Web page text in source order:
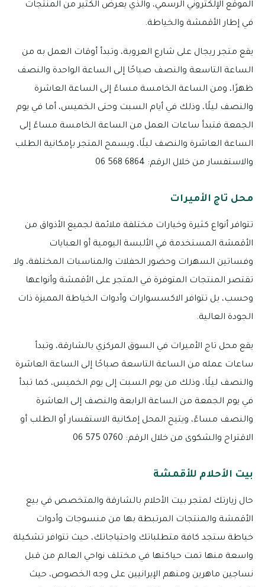
الموقع الإلكتروني الرسمي، والذي يعرض الكثير من المنتجات
في إطار الأقمشة والخياطة.
يقع متجر ريجال على شارع العروبة، وتبدأ أوقات العمل به من
الساعة التاسعة والنصف صباحًا إلى الساعة الواحدة والنصف
ظهرًا، ومن الساعة الخامسة مساءً إلى الساعة العاشرة
والنصف ليلًا، وذلك في أيام السبت وحتى الخميس، أما في يوم
الجمعة فتبدأ ساعات العمل من الساعة الخامسة مساءً إلى
الساعة العاشرة والنصف ليلًا، ويسمح المتجر بإمكانية الطلب
والاستفسار من خلال الرقم: 6864 568 06
محل تاج الأميرات
تتوافر أنواع كثيرة وخيارات مختلفة ملائمة لجميع الأذواق من
الأقمشة المستخدمة في الألبسة اليومية أو العبايات
وفساتين السهرات وحضور الحفلات والمناسبات المختلفة، ولا
تقتصر المنتجات المتوفرة في المتجر على الأقمشة وأنواعها
وحسب، بل تتوافر الاكسسوارات وأدوات الخياطة المميزة ذات
الجودة العالية.
يقع محل تاج الأميرات في السوق المركزي بالشارقة، وتبدأ
ساعات عمله من الساعة التاسعة صباحًا إلى الساعة العاشرة
والنصف ليلًا، وذلك من يوم السبت إلى يوم الخميس، كما تبدأ
في يوم الجمعة من الساعة الرابعة والنصف إلى العاشرة
والنصف مساءً، ويتيح المحل إمكانية الاستفسار أو الطلب أو
الاقتراح والشكوى من خلال الرقم: 0760 575 06
بيت الأحلام للأقمشة
حال زيارتك لمتجر بيت الأحلام بالشارقة والمتخصص في بيع
الأقمشة والمنتجات المرتبطة بها من منسوجات وأدوات
خياطة ستجد كافة متطلباتك واحتياجاتك، حيث تتوافر تشكيلة
واسعة منها تمت حياكتها في مختلف نواحي العالم من قبل
نساجين ماهرين ومنهم الإيرانيين على وجه الخصوص، حيث